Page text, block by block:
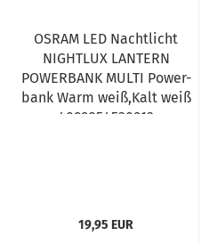
OSRAM LED Nachtlicht
NIGHTLUX LANTERN
POWERBANK MULTI Power-
bank Warm weiß,Kalt weiß
4099854530913
19,95 EUR